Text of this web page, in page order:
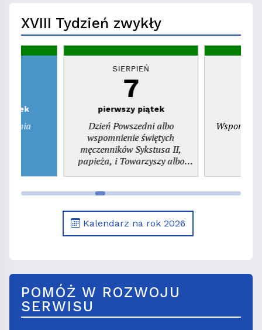
XVIII Tydzień zwykły
SIERPIEŃ
7
pierwszy piątek
Dzień Powszedni albo
wspomnienie świętych
męczenników Sykstusa II,
papieża, i Towarzyszy albo
Kalendarz na rok 2026
POMÓŻ W ROZWOJU
SERWISU